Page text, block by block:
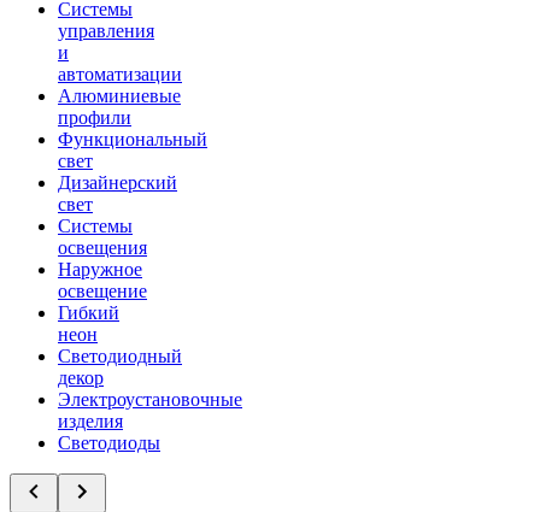
Системы
управления
и
автоматизации
Алюминиевые
профили
Функциональный
свет
Дизайнерский
свет
Системы
освещения
Наружное
освещение
Гибкий
неон
Светодиодный
декор
Электроустановочные
изделия
Светодиоды